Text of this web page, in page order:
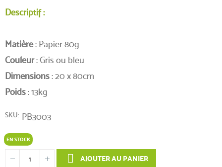
Descriptif :
Matière: Papier 80g
Couleur: Gris ou bleu
Dimensions: 20 x 80cm
Poids: 13kg
SKU PB3003
EN STOCK
AJOUTER AU PANIER